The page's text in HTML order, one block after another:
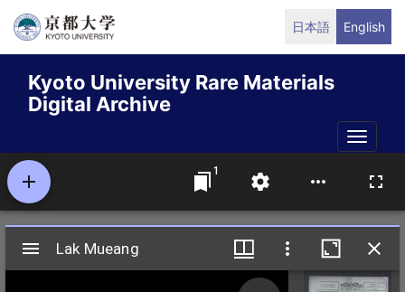
Skip
content
日本語 English
Kyoto University Rare Materials
Digital Archive
Toggle